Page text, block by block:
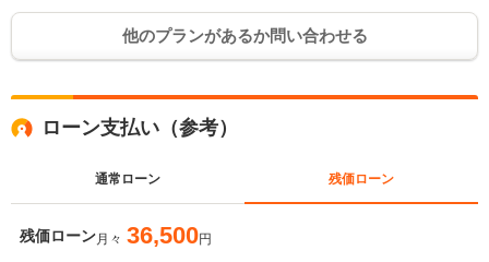
他のプランがあるか問い合わせる
ローン支払い（参考）
通常ローン 残価ローン
残価ローン月々 36,500円